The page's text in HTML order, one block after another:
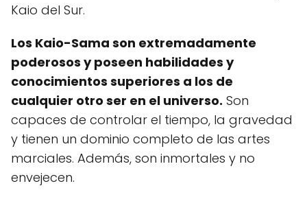
Kaio del Sur.
Los Kaio-Sama son extremadamente
poderosos y poseen habilidades y
conocimientos superiores a los de
cualquier otro ser en el universo. Son
capaces de controlar el tiempo, la gravedad
y tienen un dominio completo de las artes
marciales. Además, son inmortales y no
envejecen.